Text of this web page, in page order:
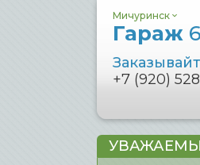
Мичуринск
Гараж
+7 (920)